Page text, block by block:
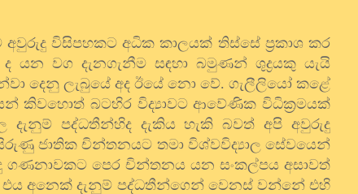
අවුරුදු විසිපහකට අධික කාලයක් තිස්සේ ප්‍රකාශ කර
වග දැනගැනීම සඳහා බමුණන් ශුද්‍රයකු යැයි
දෙනු ලැබුයේ අද ඊයේ නො වේ. ගැලීලියෝ කළේ
කිවහොත් බටහිර විද්‍යාවට ආවේණික විධික්‍රමයක්
පද්ධතීන්හිද දැකිය හැකි බවත් අපි අවුරුදු
ජාතික චින්තනයට තමා විශ්වවිද්‍යාල සේවයෙන්
ගණනාවකට පෙර චින්තනය යන සංකල්පය අසාවත්
අනෙක් දැනුම් පද්ධතීන්ගෙන් වෙනස් වන්නේ එහි